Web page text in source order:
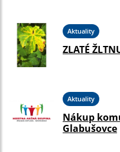
Aktuality
ZLATÉ
Aktuality
Nákup
Glabušovce